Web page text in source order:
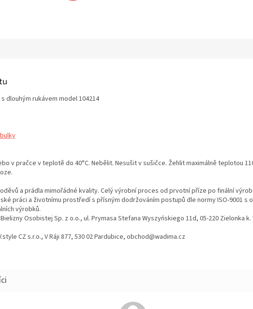
dlouhým rukávem model 104214
v pračce v teplotě do 40°C. Nebělit. Nesušit v sušičce. Žehlit maximálně teplotou
a prádla mimořádné kvality. Celý výrobní proces od prvotní příze po finální
práci a životnímu prostředí s přísným dodržováním postupů dle normy ISO-9001 s
výrobků.
Osobistej Sp. z o.o., ul. Prymasa Stefana Wyszyńskiego 11d, 05-220 Zielonka k.
CZ s.r.o., V Ráji 877, 530 02 Pardubice, obchod@wadima.cz